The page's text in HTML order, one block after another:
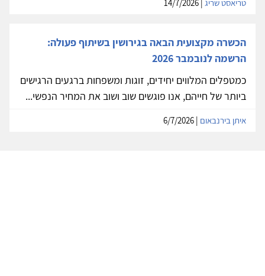
טריאסט שריג
הכשרה מקצועית הבאה בגירושין בשיתוף פעולה:
הרשמה לנובמבר 2026
כמטפלים המלווים יחידים, זוגות ומשפחות ברגעים הרגישים
ביותר של חייהם, אנו פוגשים שוב ושוב את המחיר הנפשי...
איתן בירנבאום